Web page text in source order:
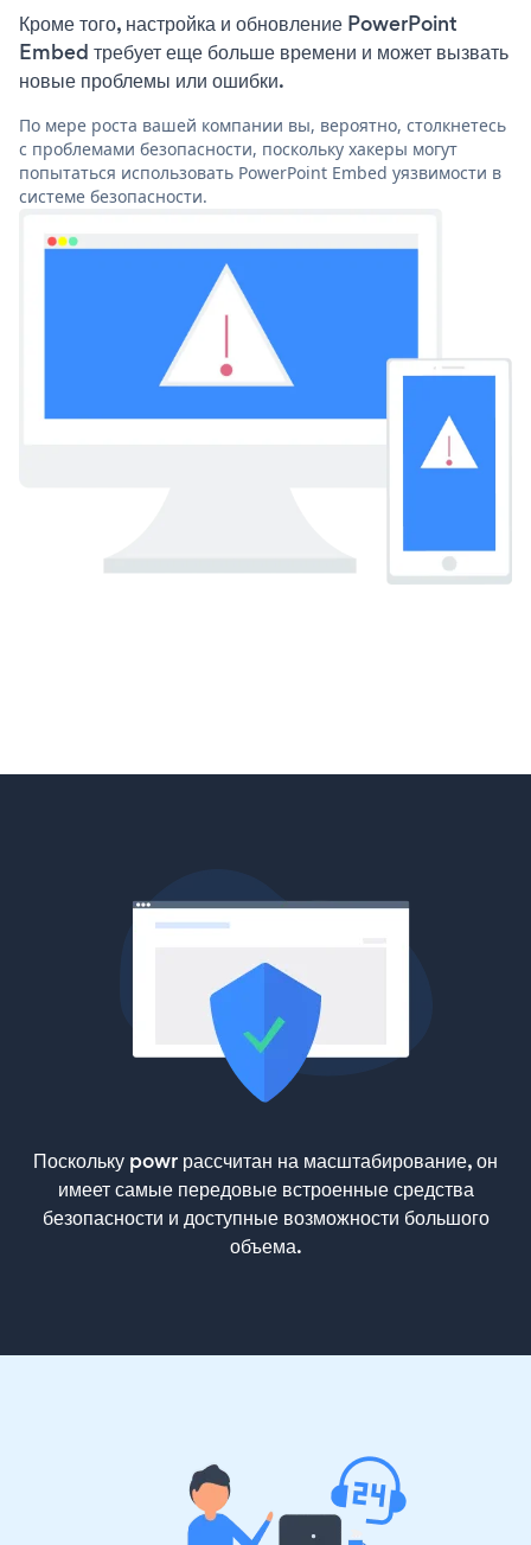
Кроме того, настройка и обновление PowerPoint
Embed требует еще больше времени и может вызвать
новые проблемы или ошибки.
По мере роста вашей компании вы, вероятно, столкнетесь
с проблемами безопасности, поскольку хакеры могут
попытаться использовать PowerPoint Embed уязвимости в
системе безопасности.
Поскольку powr рассчитан на масштабирование, он
имеет самые передовые встроенные средства
безопасности и доступные возможности большого
объема.